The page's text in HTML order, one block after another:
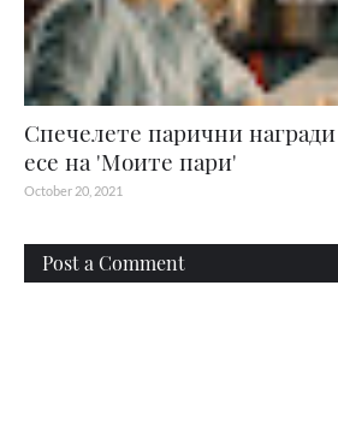
Спечелете парични
есе на 'Моите пари'
October 20, 2021
Post a Comment